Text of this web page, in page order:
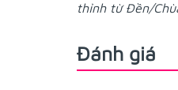
thỉnh từ Đền/
Đánh giá